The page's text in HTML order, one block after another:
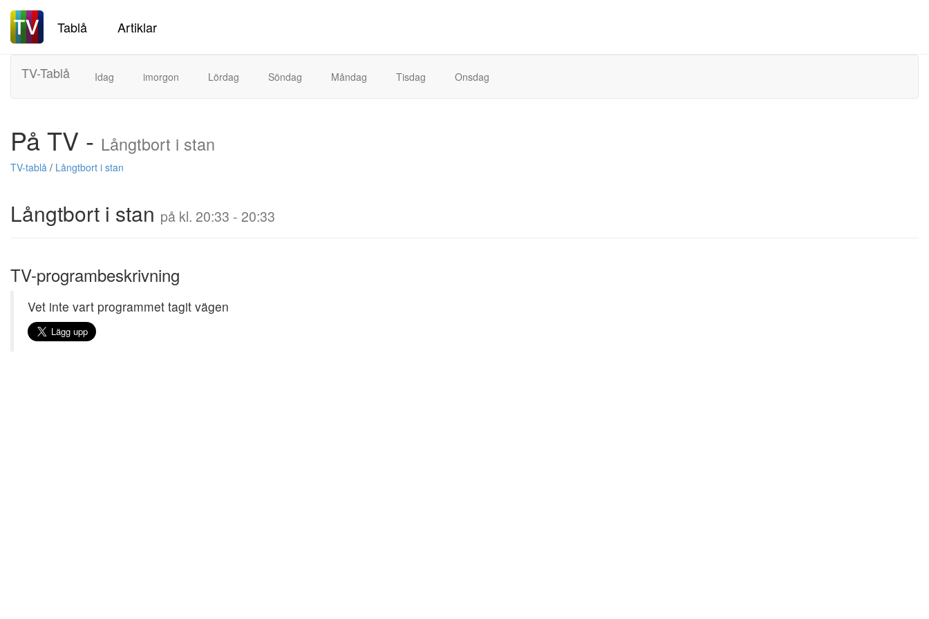
Tablå Artiklar
TV-Tablå Idag imorgon Lördag Söndag Måndag Tisdag Onsdag
På TV - Långtbort i stan
TV-tablå / Långtbort i stan
Långtbort i stan på kl. 20:33 - 20:33
TV-programbeskrivning
Vet inte vart programmet tagit vägen